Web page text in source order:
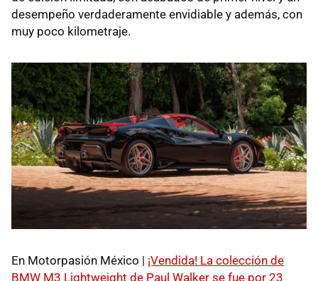
desempeño verdaderamente envidiable y además, con
muy poco kilometraje.
En Motorpasión México | ¡Vendida! La colección de
BMW M3 Lightweight de Paul Walker se fue por 23